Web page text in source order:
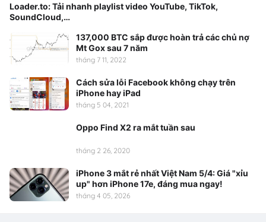
Loader.to: Tải nhanh playlist video YouTube, TikTok,
SoundCloud,…
137,000 BTC sắp được hoàn trả các chủ nợ
Mt Gox sau 7 năm
tháng 7 11, 2022
Cách sửa lỗi Facebook không chạy trên
iPhone hay iPad
tháng 5 04, 2021
Oppo Find X2 ra mắt tuần sau
tháng 2 26, 2020
iPhone 3 mắt rẻ nhất Việt Nam 5/4: Giá "xỉu
up" hơn iPhone 17e, đáng mua ngay!
tháng 4 05, 2026